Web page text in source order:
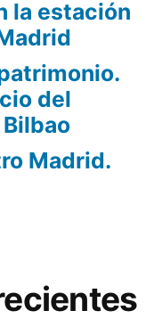
la estación
del
Madrid.